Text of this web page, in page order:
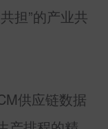
担”的产业共
供应链数据